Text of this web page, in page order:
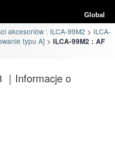
Global
akcesoriów : ILCA-99M2
ILCA-
typu A]
ILCA-99M2 : AF
｜Informacje o